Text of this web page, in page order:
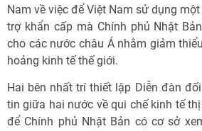
Nam về việc để Việt Nam sử dụng
trợ khẩn cấp mà Chính phủ Nhật
cho các nước châu Á nhằm giảm
hoảng kinh tế thế giới.
Hai bên nhất trí thiết lập Diễn đàn
tin giữa hai nước về qui chế kinh tế
để Chính phủ Nhật Bản có cơ sở